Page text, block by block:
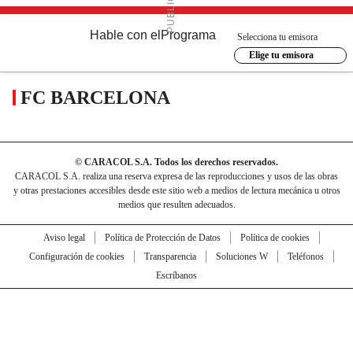
Hable con el Programa
Selecciona tu emisora
Elige tu emisora
FC BARCELONA
© CARACOL S.A. Todos los derechos reservados.
CARACOL S.A. realiza una reserva expresa de las reproducciones y usos de las obras
y otras prestaciones accesibles desde este sitio web a medios de lectura mecánica u otros
medios que resulten adecuados.
Aviso legal Política de Protección de Datos
Política de cookies
Configuración de cookies
Transparencia Soluciones W
Teléfonos
Escríbanos